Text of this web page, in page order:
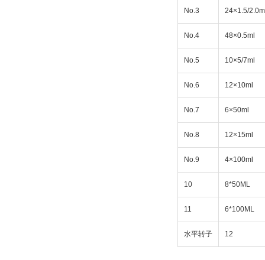
No.3 24×1.5/
No.4 48×0.5ml
No.5 10×5/7ml
No.6 12×10ml
No.7 6×50ml
No.8 12×15ml
No.9 4×100ml
10 8*50ML
11 6*100ML
水平转子 12